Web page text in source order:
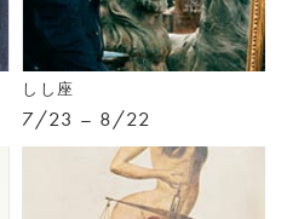
しし座
7/23 – 8/22